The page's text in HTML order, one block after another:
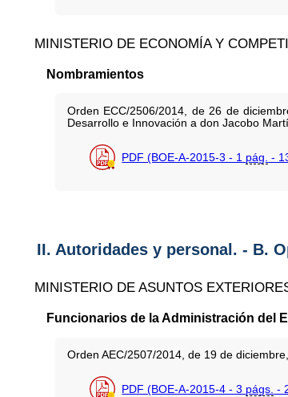
MINISTERIO DE ECONOMÍA Y
Nombramientos
Orden ECC/2506/2014, de 26 de
Desarrollo e Innovación a don Jacobo
PDF (BOE-A-2015-3 - 1 pág. -
II. Autoridades y personal. - B.
MINISTERIO DE ASUNTOS
Funcionarios de la Administración del
Orden AEC/2507/2014, de 19 de
PDF (BOE-A-2015-4 - 3 págs. -